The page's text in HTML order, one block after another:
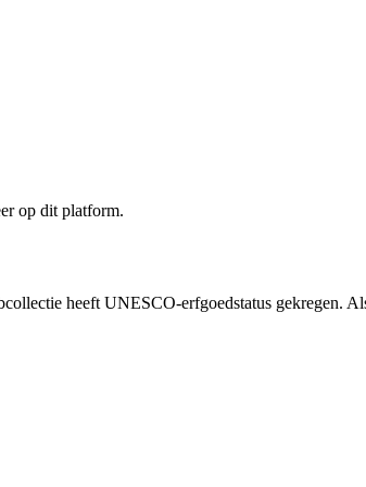
op dit platform.
heeft UNESCO-erfgoedstatus gekregen.